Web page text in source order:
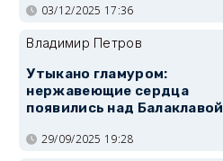
03/12/2025 17:36
Владимир Петров
Утыкано гламуром:
нержавеющие сердца
появились над Балаклавой
29/09/2025 19:28